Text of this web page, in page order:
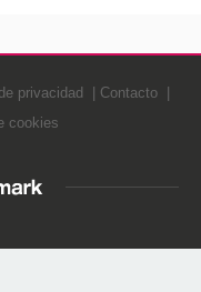
privacidad
Contacto
cookies